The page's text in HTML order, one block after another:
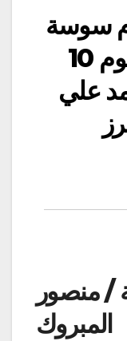
سوسة
– استئناف التمارين يوم 10
علي
منصور
المبروك